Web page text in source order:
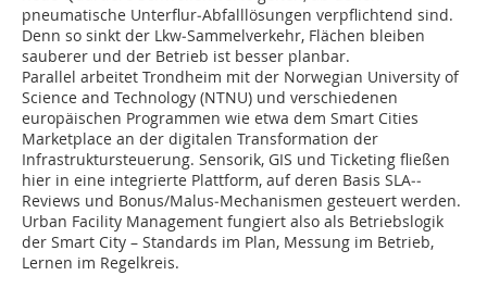
pneumatische Unterflur‑Abfalllösungen verpflichtend sind.
Denn so sinkt der Lkw‑Sammelverkehr, Flächen bleiben
sauberer und der Betrieb ist besser planbar.
Parallel arbeitet Trondheim mit der Norwegian University of
Science and Technology (NTNU) und verschiedenen
europäischen Programmen wie etwa dem Smart Cities
Marketplace an der digitalen Transformation der
Infrastruktursteuerung. Sensorik, GIS und Ticketing fließen
hier in eine integrierte Plattform, auf deren Basis SLA‑­
Reviews und Bonus/Malus‑­Mechanismen gesteuert werden.
Urban Facility Management fungiert also als Betriebslogik
der Smart City – Standards im Plan, Messung im Betrieb,
Lernen im Regelkreis.